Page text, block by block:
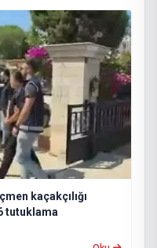
kaçakçılığı
tutuklama